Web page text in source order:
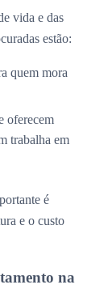
vida e das
estão:
quem mora
oferecem
trabalha em
é
e o custo
na